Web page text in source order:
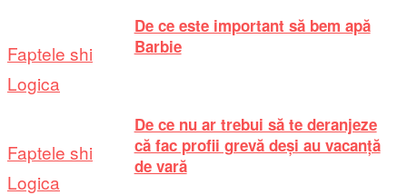
Faptele shi
Logica
De ce este important să bem apă
Barbie
Faptele shi
Logica
De ce nu ar trebui să te deranjeze
că fac profii grevă deși au vacanță
de vară